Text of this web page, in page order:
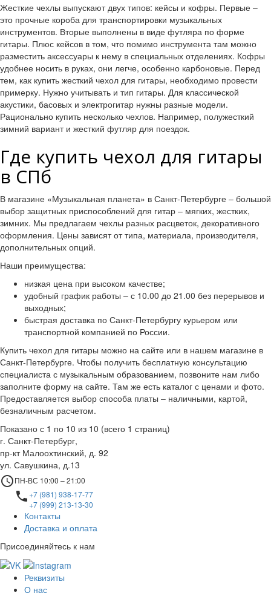
Жесткие чехлы выпускают двух типов: кейсы и кофры. Первые –
это прочные короба для транспортировки музыкальных
инструментов. Вторые выполнены в виде футляра по форме
гитары. Плюс кейсов в том, что помимо инструмента там можно
разместить аксессуары к нему в специальных отделениях. Кофры
удобнее носить в руках, они легче, особенно карбоновые. Перед
тем, как купить жесткий чехол для гитары, необходимо провести
примерку. Нужно учитывать и тип гитары. Для классической
акустики, басовых и электрогитар нужны разные модели.
Рационально купить несколько чехлов. Например, полужесткий
зимний вариант и жесткий футляр для поездок.
Где купить чехол для гитары
в СПб
В магазине «Музыкальная планета» в Санкт-Петербурге – большой
выбор защитных приспособлений для гитар – мягких, жестких,
зимних. Мы предлагаем чехлы разных расцветок, декоративного
оформления. Цены зависят от типа, материала, производителя,
дополнительных опций.
Наши преимущества:
низкая цена при высоком качестве;
удобный график работы – с 10.00 до 21.00 без перерывов и
выходных;
быстрая доставка по Санкт-Петербургу курьером или
транспортной компанией по России.
Купить чехол для гитары можно на сайте или в нашем магазине в
Санкт-Петербурге. Чтобы получить бесплатную консультацию
специалиста с музыкальным образованием, позвоните нам либо
заполните форму на сайте. Там же есть каталог с ценами и фото.
Предоставляется выбор способа платы – наличными, картой,
безналичным расчетом.
Показано с 1 по 10 из 10 (всего 1 страниц)
г. Санкт-Петербург,
пр-кт Малоохтинский, д. 92
ул. Савушкина, д.13
access_timeПН-ВС 10:00 – 21:00
local_phone+7 (981) 938-17-77
+7 (999) 213-13-30
Контакты
Доставка и оплата
Присоединяйтесь к нам
Реквизиты
О нас